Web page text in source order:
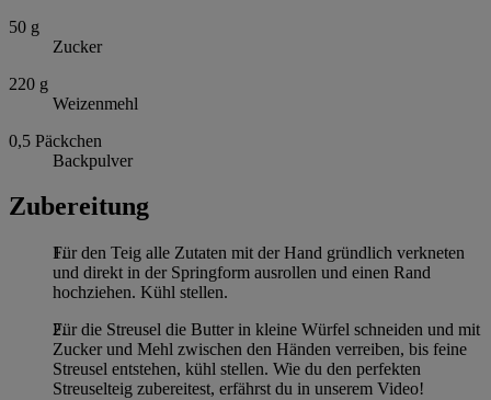
50 g
Zucker
220 g
Weizenmehl
0,5 Päckchen
Backpulver
Zubereitung
Für den Teig alle Zutaten mit der Hand gründlich verkneten
und direkt in der Springform ausrollen und einen Rand
hochziehen. Kühl stellen.
Für die Streusel die Butter in kleine Würfel schneiden und mit
Zucker und Mehl zwischen den Händen verreiben, bis feine
Streusel entstehen, kühl stellen. Wie du den perfekten
Streuselteig zubereitest, erfährst du in unserem Video!